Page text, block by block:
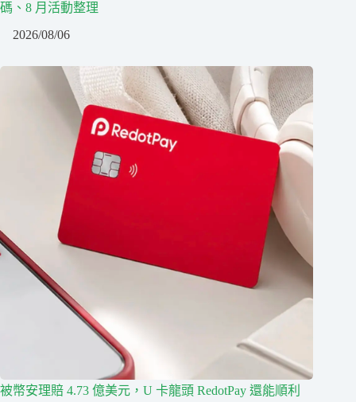
碼、8 月活動整理
2026/08/06
被幣安理賠 4.73 億美元，U 卡龍頭 RedotPay 還能順利